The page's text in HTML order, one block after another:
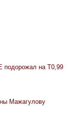
подорожал на Т0,99
Мажагулову